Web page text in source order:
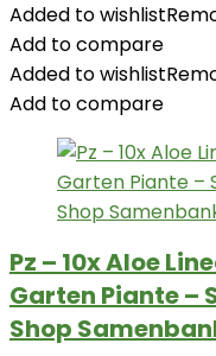
Added to wishlist
Add to compare
Added to wishlist
Add to compare
Pz – 10x Aloe
Garten Piante –
Shop